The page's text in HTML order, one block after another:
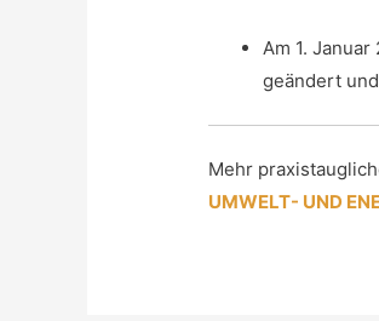
Am 1.
geändert
Mehr
UMWELT- UND